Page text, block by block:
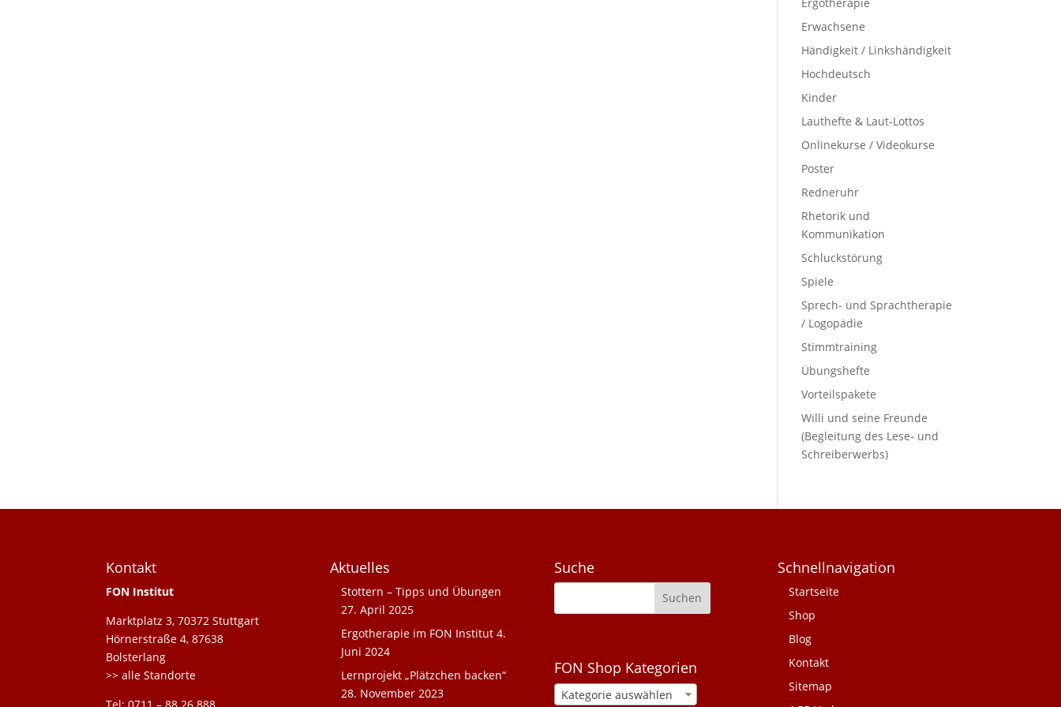
Erwachsene
Händigkeit / Linkshändigkeit
Hochdeutsch
Kinder
Lauthefte & Laut-Lottos
Onlinekurse / Videokurse
Poster
Redneruhr
Rhetorik und
Kommunikation
Schluckstörung
Spiele
Sprech- und Sprachtherapie
/ Logopädie
Stimmtraining
Übungshefte
Vorteilspakete
Willi und seine Freunde
(Begleitung des Lese- und
Schreiberwerbs)
Kontakt
FON Institut
Marktplatz 3, 70372 Stuttgart
Hörnerstraße 4, 87638
Bolsterlang
>> alle Standorte
Tel: 0711 – 88 26 888
Aktuelles
Stottern – Tipps und Übungen
27. April 2025
Ergotherapie im FON Institut 4.
Juni 2024
Lernprojekt „Plätzchen backen“
28. November 2023
Suche
FON Shop Kategorien
Kategorie auswählen
Schnellnavigation
Startseite
Shop
Blog
Kontakt
Sitemap